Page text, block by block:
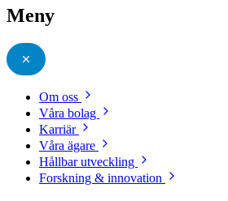
Meny
Om oss
Våra bolag
Karriär
Våra ägare
Hållbar utveckling
Forskning & innovation